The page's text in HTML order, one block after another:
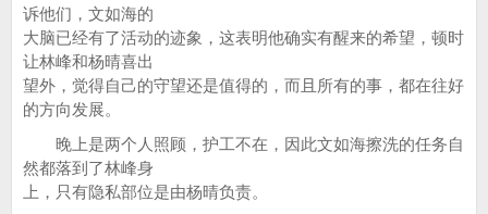
诉他们，文如海的
大脑已经有了活动的迹象，这表明他确实有醒来的希望，顿时
让林峰和杨晴喜出
望外，觉得自己的守望还是值得的，而且所有的事，都在往好
的方向发展。
晚上是两个人照顾，护工不在，因此文如海擦洗的任务自
然都落到了林峰身
上，只有隐私部位是由杨晴负责。